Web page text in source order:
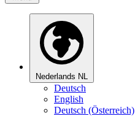
Nederlands NL
Deutsch
English
Deutsch (Österreich)